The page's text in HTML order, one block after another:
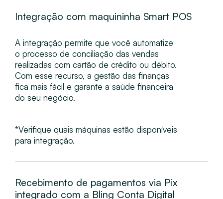
Integração com maquininha Smart POS
A integração permite que você automatize
o processo de conciliação das vendas
realizadas com cartão de crédito ou débito.
Com esse recurso, a gestão das finanças
fica mais fácil e garante a saúde financeira
do seu negócio.
*Verifique quais máquinas estão disponíveis
para integração.
Recebimento de pagamentos via Pix
integrado com a Bling Conta Digital